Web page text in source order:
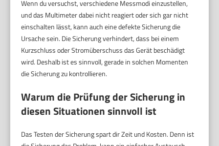
Wenn du versuchst, verschiedene Messmodi einzustellen,
und das Multimeter dabei nicht reagiert oder sich gar nicht
einschalten lässt, kann auch eine defekte Sicherung die
Ursache sein. Die Sicherung verhindert, dass bei einem
Kurzschluss oder Stromüberschuss das Gerät beschädigt
wird. Deshalb ist es sinnvoll, gerade in solchen Momenten
die Sicherung zu kontrollieren.
Warum die Prüfung der Sicherung in
diesen Situationen sinnvoll ist
Das Testen der Sicherung spart dir Zeit und Kosten. Denn ist